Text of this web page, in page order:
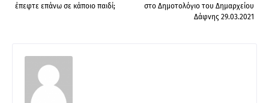
στο Δημοτολόγιο του Δημαρχείου
Δάφνης 29.03.2021
έπεφτε επάνω σε κάποιο παιδί;